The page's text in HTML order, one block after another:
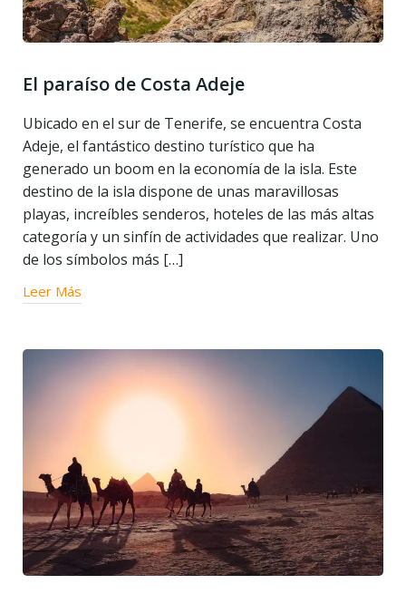
El paraíso de Costa Adeje
Ubicado en el sur de Tenerife, se encuentra Costa
Adeje, el fantástico destino turístico que ha
generado un boom en la economía de la isla. Este
destino de la isla dispone de unas maravillosas
playas, increíbles senderos, hoteles de las más altas
categoría y un sinfín de actividades que realizar. Uno
de los símbolos más […]
Leer Más